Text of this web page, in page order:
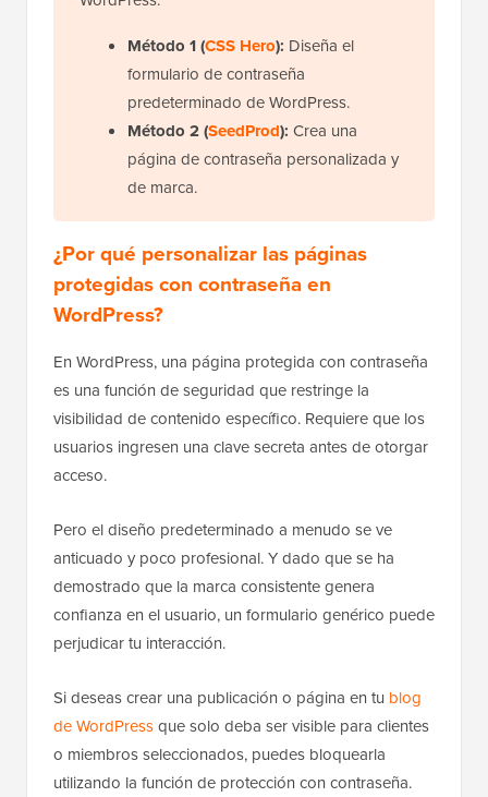
Método 1 (CSS Hero): Diseña el
formulario de contraseña
predeterminado de WordPress.
Método 2 (SeedProd): Crea una
página de contraseña personalizada y
de marca.
¿Por qué personalizar las páginas
protegidas con contraseña en
WordPress?
En WordPress, una página protegida con contraseña
es una función de seguridad que restringe la
visibilidad de contenido específico. Requiere que los
usuarios ingresen una clave secreta antes de otorgar
acceso.
Pero el diseño predeterminado a menudo se ve
anticuado y poco profesional. Y dado que se ha
demostrado que la marca consistente genera
confianza en el usuario, un formulario genérico puede
perjudicar tu interacción.
Si deseas crear una publicación o página en tu blog
de WordPressque solo deba ser visible para clientes
o miembros seleccionados, puedes bloquearla
utilizando la función de protección con contraseña.